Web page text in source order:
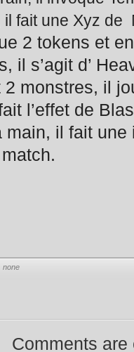
fait une Xyz de
2 tokens et
il s’agit d’
monstres, il
l’effet de
main, il fait
none
Comments are